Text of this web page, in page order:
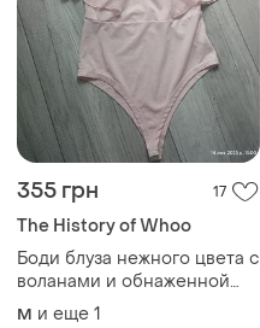
355 грн 17
The History of Whoo
Боди блуза нежного цвета с
воланами и обнаженной
спинкой р.м/л
M и еще 1